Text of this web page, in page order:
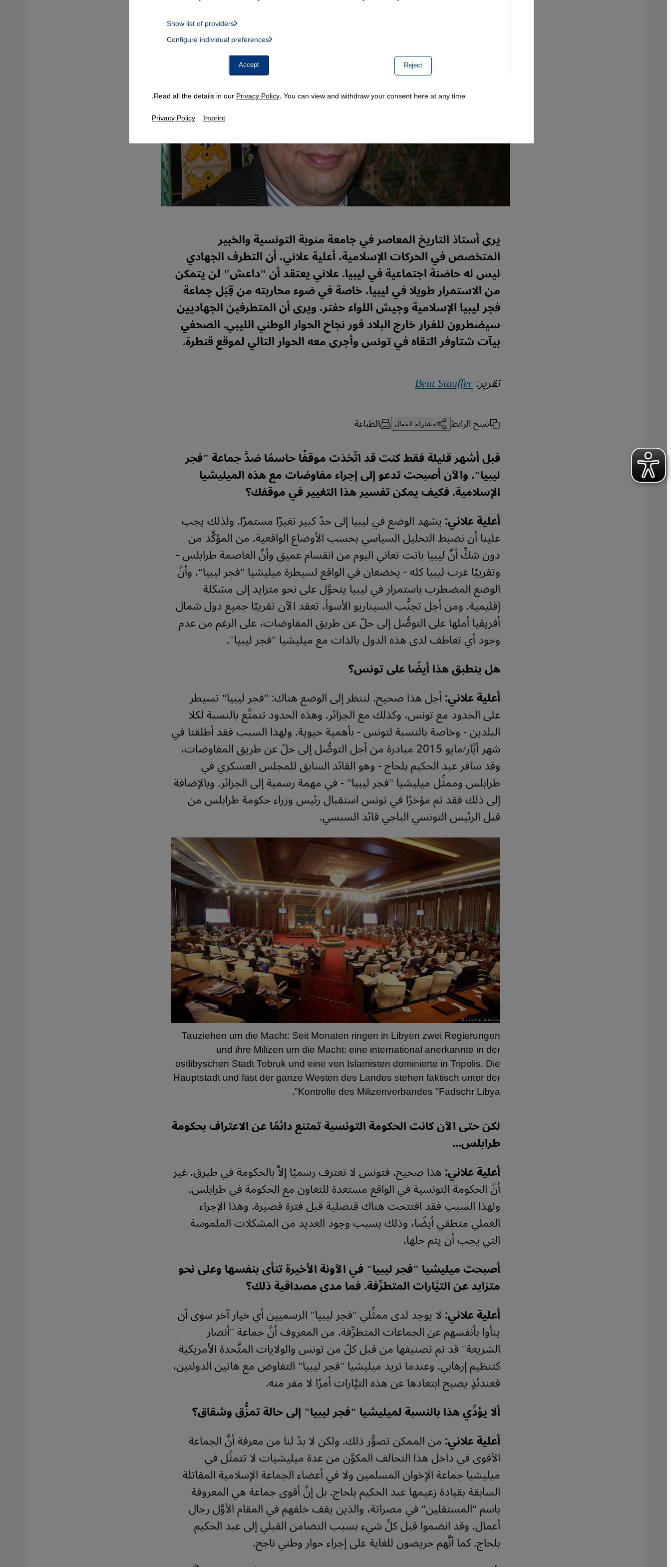
يرى أستاذ التاريخ المعاصر في جامعة منوبة التونسية والخبير
المتخصص في الحركات الإسلامية، أعلية علاني، أن التطرف الجهادي
ليس له حاضنة اجتماعية في ليبيا. علاني يعتقد أن "داعش" لن يتمكن
من الاستمرار طويلا في ليبيا، خاصة في ضوء محاربته من قِبَل جماعة
فجر ليبيا الإسلامية وجيش اللواء حفتر، ويرى أن المتطرفين الجهاديين
سيضطرون للفرار خارج البلاد فور نجاح الحوار الوطني الليبي. الصحفي
بيآت شتاوفر التقاه في تونس وأجرى معه الحوار التالي لموقع قنطرة.
تقرير:Beat Stauffer
نسخ الرابط مشاركة المقال الطباعة
قبل أشهر قليلة فقط كنت قد اتَّخذت موقفًا حاسمًا ضدَّ جماعة "فجر
ليبيا". والآن أصبحت تدعو إلى إجراء مفاوضات مع هذه الميليشيا
الإسلامية. فكيف يمكن تفسير هذا التغيير في موقفك؟
أعلية علاني:يشهد الوضع في ليبيا إلى حدّ كبير تغيرًا مستمرًا. ولذلك يجب
علينا أن نضبط التحليل السياسي بحسب الأوضاع الواقعية. من المؤكَّد من
دون شكِّ أنَّ ليبيا باتت تعاني اليوم من انقسام عميق وأنَّ العاصمة طرابلس -
وتقريبًا غرب ليبيا كله - يخضعان في الواقع لسيطرة ميليشيا "فجر ليبيا". وأنَّ
الوضع المضطرب باستمرار في ليبيا يتحوَّل على نحو متزايد إلى مشكلة
إقليمية. ومن أجل تجنُّب السيناريو الأسوأ، تعقد الآن تقريبًا جميع دول شمال
أفريقيا أملها على التوصُّل إلى حلّ عن طريق المفاوضات، على الرغم من عدم
وجود أي تعاطف لدى هذه الدول بالذات مع ميليشيا "فجر ليبيا".
هل ينطبق هذا أيضًا على تونس؟
أعلية علاني:أجل هذا صحيح. لننظر إلى الوضع هناك: "فجر ليبيا" تسيطر
على الحدود مع تونس، وكذلك مع الجزائر. وهذه الحدود تتمتَّع بالنسبة لكلا
البلدين - وخاصة بالنسبة لتونس - بأهمية حيوية. ولهذا السبب فقد أطلقتا في
شهر أيَّار/مايو 2015 مبادرة من أجل التوصُّل إلى حلّ عن طريق المفاوضات،
وقد سافر عبد الحكيم بلحاج - وهو القائد السابق للمجلس العسكري في
طرابلس وممثِّل ميليشيا "فجر ليبيا" - في مهمة رسمية إلى الجزائر. وبالإضافة
إلى ذلك فقد تم مؤخرًا في تونس استقبال رئيس وزراء حكومة طرابلس من
قبل الرئيس التونسي الباجي قائد السبسي.
Tauziehen um die Macht: Seit Monaten ringen in Libyen zwei Regierungen
und ihre Milizen um die Macht: eine international anerkannte in der
ostlibyschen Stadt Tobruk und eine von Islamisten dominierte in Tripolis. Die
Hauptstadt und fast der ganze Westen des Landes stehen faktisch unter der
Kontrolle des Milizenverbandes "Fadschr Libya".
لكن حتى الآن كانت الحكومة التونسية تمتنع دائمًا عن الاعتراف بحكومة
طرابلس...
أعلية علاني:هذا صحيح. فتونس لا تعترف رسميًا إلاَّ بالحكومة في طبرق. غير
أنَّ الحكومة التونسية في الواقع مستعدة للتعاون مع الحكومة في طرابلس.
ولهذا السبب فقد افتتحت هناك قنصلية قبل فترة قصيرة. وهذا الإجراء
العملي منطقي أيضًا، وذلك بسبب وجود العديد من المشكلات الملموسة
التي يجب أن يتم حلها.
أصبحت ميليشيا "فجر ليبيا" في الآونة الأخيرة تنأى بنفسها وعلى نحو
متزايد عن التيَّارات المتطرِّفة. فما مدى مصداقية ذلك؟
أعلية علاني:لا يوجد لدى ممثِّلي "فجر ليبيا" الرسميين أي خيار آخر سوى أن
ينأوا بأنفسهم عن الجماعات المتطرِّفة. من المعروف أنَّ جماعة "أنصار
الشريعة" قد تم تصنيفها من قبل كلّ من تونس والولايات المتَّحدة الأمريكية
كتنظيم إرهابي. وعندما تريد ميليشيا "فجر ليبيا" التفاوض مع هاتين الدولتين،
فعندئذٍ يصبح ابتعادها عن هذه التيَّارات أمرًا لا مفر منه.
ألا يؤدِّي هذا بالنسبة لميليشيا "فجر ليبيا" إلى حالة تمزُّق وشقاق؟
أعلية علاني:من الممكن تصوُّر ذلك. ولكن لا بدّ لنا من معرفة أنَّ الجماعة
الأقوى في داخل هذا التحالف المكوَّن من عدة ميليشيات لا تتمثَّل في
ميليشيا جماعة الإخوان المسلمين ولا في أعضاء الجماعة الإسلامية المقاتلة
السابقة بقيادة زعيمها عبد الحكيم بلحاج. بل إنَّ أقوى جماعة هي المعروفة
باسم "المستقلين" في مصراتة، والذين يقف خلفهم في المقام الأوَّل رجال
أعمال. وقد انضموا قبل كلِّ شيء بسبب التضامن القبلي إلى عبد الحكيم
بلحاج. كما أنَّهم حريصون للغاية على إجراء حوار وطني ناجح.
Reject
Show list of providers
Google Maps Embed, Google Tag Manager, Instagram Embed, Twitter Embed, Youtube Embed
Configure individual preferences
Accept
Read all the details in ourPrivacy Policy. You can view and withdraw your consent here at any time.
Privacy Policy Imprint